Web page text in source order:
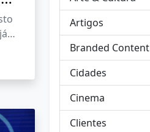
Artigos
Branded Content
Cidades
Cinema
Clientes